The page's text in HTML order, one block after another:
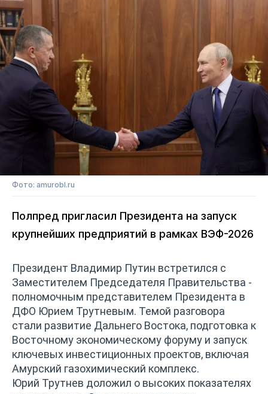
Фото: amurobl.ru
Полпред пригласил Президента на запуск
крупнейших предприятий в рамках ВЭФ-2026
Президент Владимир Путин встретился с
Заместителем Председателя Правительства -
полномочным представителем Президента в
ДФО Юрием Трутневым. Темой разговора
стали развитие Дальнего Востока, подготовка к
Восточному экономическому форуму и запуск
ключевых инвестиционных проектов, включая
Амурский газохимический комплекс.
Юрий Трутнев доложил о высоких показателях